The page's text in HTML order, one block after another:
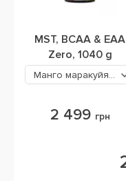
MST, BCAA & EAA
Zero, 1040 g
Манго маракуйя
2 499 грн